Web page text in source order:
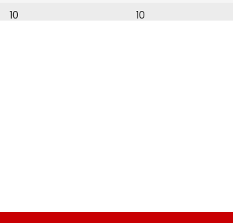
10
10
18